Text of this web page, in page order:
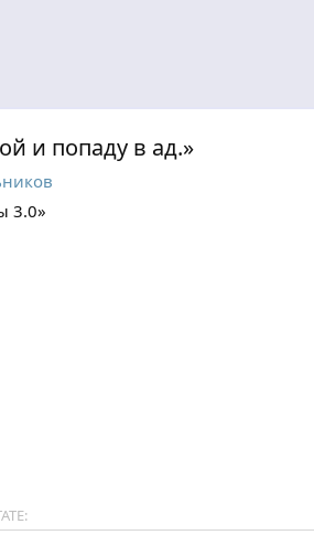
и попаду в ад.»
3.0»